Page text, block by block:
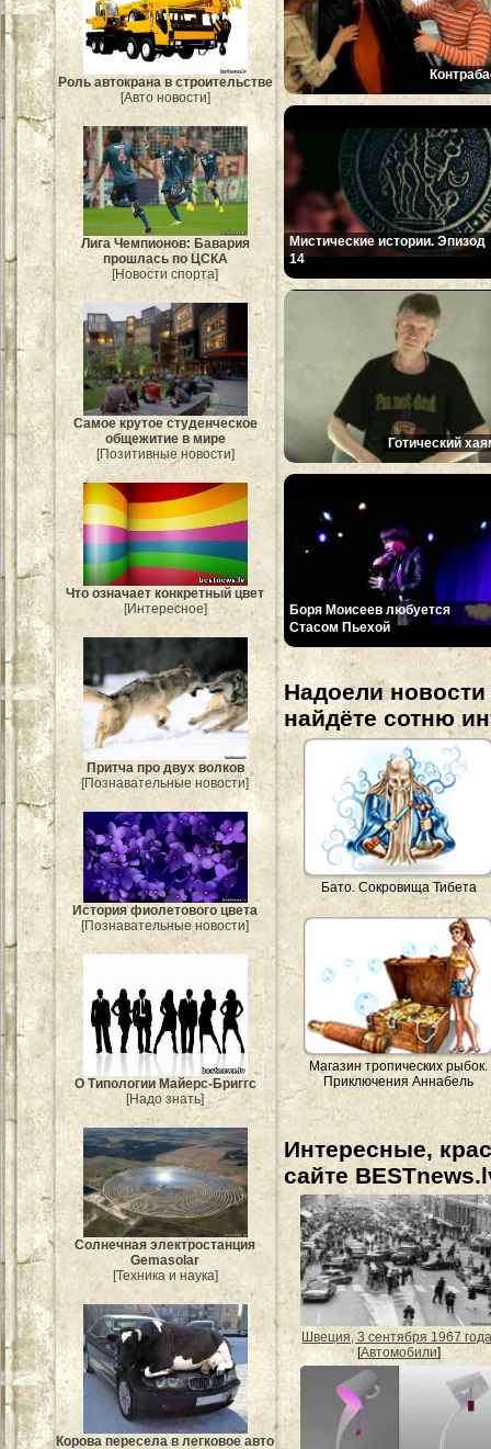
Роль автокрана в строительстве
[Авто новости]
Лига Чемпионов: Бавария
прошлась по ЦСКА
[Новости спорта]
Самое крутое студенческое
общежитие в мире
[Позитивные новости]
Что означает конкретный цвет
[Интересное]
Притча про двух волков
[Познавательные новости]
История фиолетового цвета
[Познавательные новости]
О Типологии Майерс-Бриггс
[Надо знать]
Солнечная электростанция
Gemasolar
[Техника и наука]
Корова пересела в легковое авто
Мистические истории. Эпизод
14
Готический
Боря Моисеев любуется
Стасом Пьехой
Надоели
найдёте сотню
Бато. Сокровища Тибета
Магазин тропических рыбок.
Приключения Аннабель
Интересные,
сайте
Швеция, 3 сентября 1967
[Автомобили]